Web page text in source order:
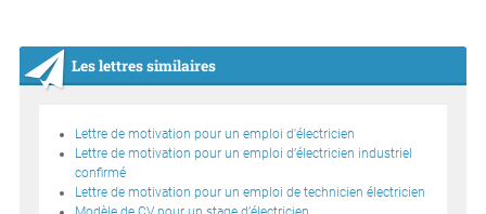
Les lettres similaires
Lettre de motivation pour un emploi d'électricien
Lettre de motivation pour un emploi d’électricien industriel
confirmé
Lettre de motivation pour un emploi de technicien électricien